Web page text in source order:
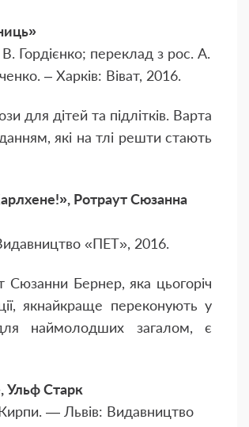
Гордієнко; переклад з рос. А.
– Харків: Віват, 2016.
для дітей та підлітків. Варта
які на тлі решти стають
Ротраут Сюзанна
«ПЕТ», 2016.
Сюзанни Бернер, яка цьогоріч
якнайкраще переконують у
наймолодших загалом, є
Ульф Старк
— Львів: Видавництво